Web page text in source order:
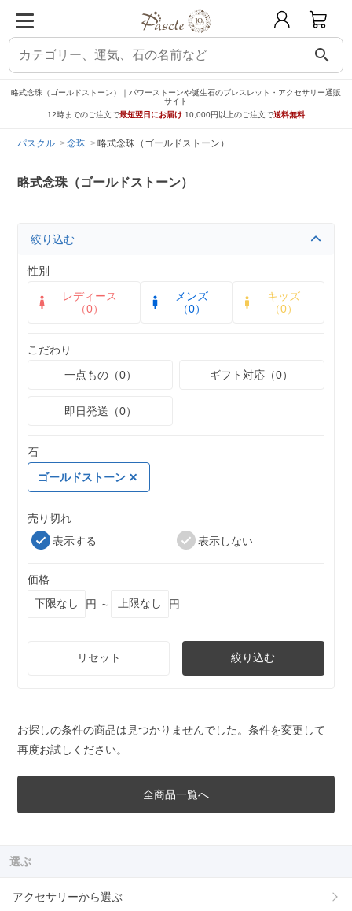
search
略式念珠（ゴールドストーン）｜パワーストーンや誕生石のブレスレット・アクセサリー通販
サイト
12時までのご注文で最短翌日にお届け 10,000円以上のご注文で送料無料
パスクル 念珠 略式念珠（ゴールドストーン）
略式念珠（ゴールドストーン）
絞り込む
性別
レディース
（0）
メンズ
（0）
キッズ
（0）
こだわり
一点もの（0）
ギフト対応（0）
即日発送（0）
石
ゴールドストーン
売り切れ
表示する
表示しない
価格
円 ～
円
リセット 絞り込む
お探しの条件の商品は見つかりませんでした。条件を変更して
再度お試しください。
全商品一覧へ
選ぶ
アクセサリーから選ぶ